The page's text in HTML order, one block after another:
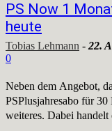
PS Now 1
heute
Tobias Lehmann - 22.
0
Neben dem Angebot,
PSPlusjahresabo für
weiteres. Dabei handelt